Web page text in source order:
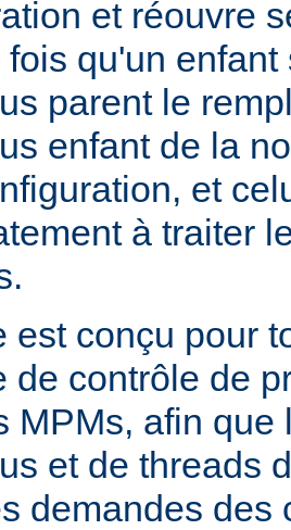
et réouvre
qu'un enfant
parent le
enfant de la
et
à traiter
est conçu pour
de contrôle de
MPMs, afin que
et de threads
demandes des